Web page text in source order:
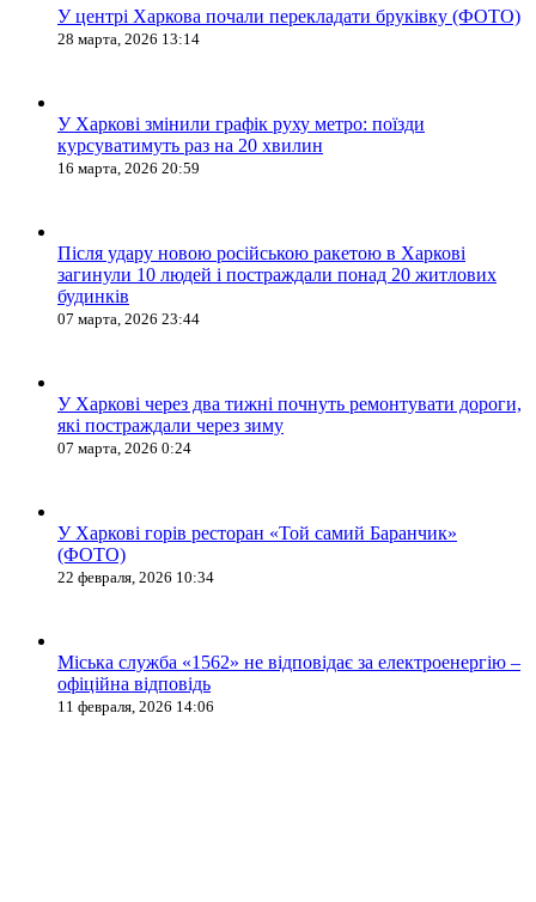
У центрі Харкова почали перекладати бруківку (ФОТО)
28 марта, 2026 13:14
У Харкові змінили графік руху метро: поїзди
курсуватимуть раз на 20 хвилин
16 марта, 2026 20:59
Після удару новою російською ракетою в Харкові
загинули 10 людей і постраждали понад 20 житлових
будинків
07 марта, 2026 23:44
У Харкові через два тижні почнуть ремонтувати дороги,
які постраждали через зиму
07 марта, 2026 0:24
У Харкові горів ресторан «Той самий Баранчик»
(ФОТО)
22 февраля, 2026 10:34
Міська служба «1562» не відповідає за електроенергію –
офіційна відповідь
11 февраля, 2026 14:06